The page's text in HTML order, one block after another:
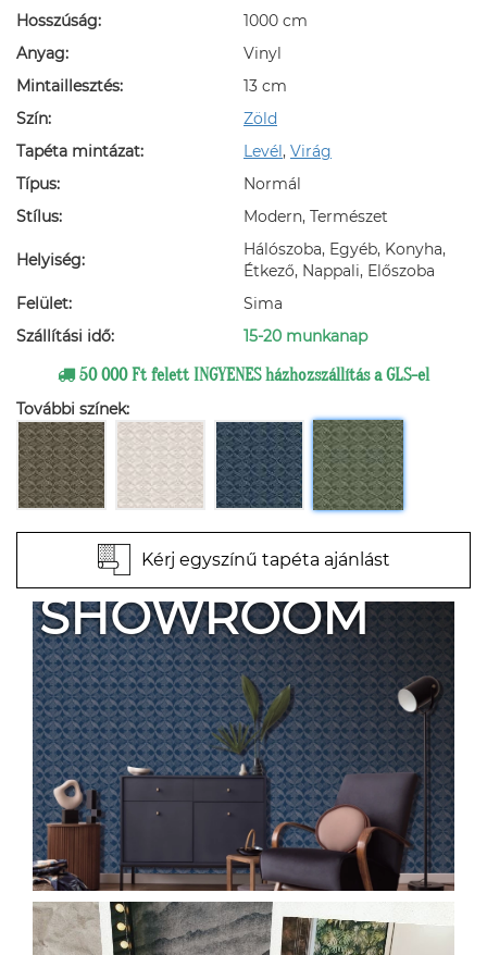
Hosszúság:
1000 cm
Anyag:
Vinyl
Mintaillesztés:
13 cm
Szín:
Zöld
Tapéta mintázat:
Levél, Virág
Típus:
Normál
Stílus:
Modern, Természet
Helyiség:
Hálószoba, Egyéb, Konyha,
Étkező, Nappali, Előszoba
Felület:
Sima
Szállítási idő:
15-20 munkanap
50 000 Ft felett INGYENES házhozszállítás a GLS-el
További színek:
Kérj egyszínű tapéta ajánlást
SHOWROOM